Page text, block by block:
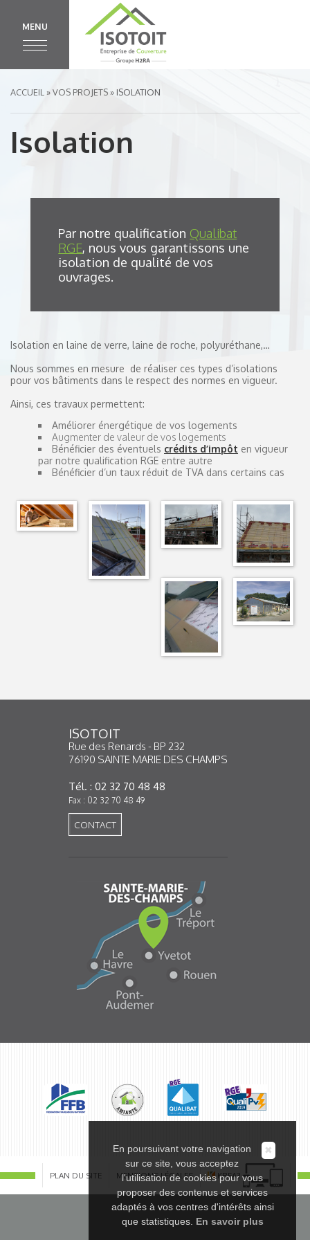
MENU
ACCUEIL »VOS PROJETS» ISOLATION
Isolation
Par notre qualification Qualibat
RGE, nous vous garantissons une
isolation de qualité de vos
ouvrages.
Isolation en laine de verre, laine de roche, polyuréthane,…
Nous sommes en mesure de réaliser ces types d’isolations
pour vos bâtiments dans le respect des normes en vigueur.
Ainsi, ces travaux permettent:
Améliorer énergétique de vos logements
Augmenter de valeur de vos logements
Bénéficier des éventuels crédits d’impôt en vigueur
par notre qualification RGE entre autre
Bénéficier d’un taux réduit de TVA dans certains cas
ISOTOIT
Rue des Renards - BP 232
76190 SAINTE MARIE DES CHAMPS
Tél. : 02 32 70 48 48
Fax : 02 32 70 48 49
CONTACT
PLAN DU SITE MENTIONS LÉGALES KREA3
✖
En poursuivant votre navigation
sur ce site, vous acceptez
l'utilisation de cookies pour vous
proposer des contenus et services
adaptés à vos centres d'intérêts ainsi
que statistiques. En savoir plus